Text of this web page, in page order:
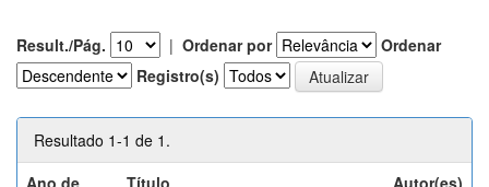
Result./Pág. | Ordenar por
Ordenar
Registro(s)
Resultado 1-1 de 1.
Ano de
Título Autor(es)